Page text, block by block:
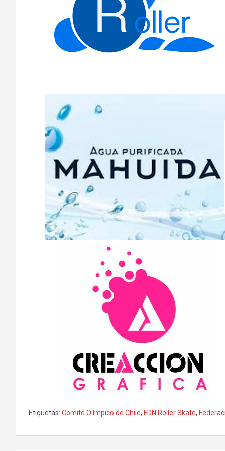
Etiquetas: Comité Olímpico de Chile, FDN Roller Skate,